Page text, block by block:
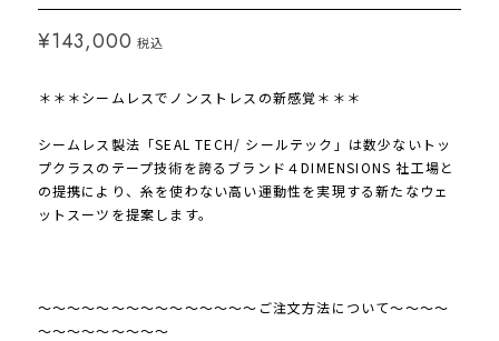
¥143,000 税込
＊＊＊シームレスでノンストレスの新感覚＊＊＊
シームレス製法「SEAL TECH/ シールテック」は数少ないトッ
プクラスのテープ技術を誇るブランド４DIMENSIONS 社工場と
の提携により、糸を使わない高い運動性を実現する新たなウェ
ットスーツを提案します。
～～～～～～～～～～～～～～～ご注文方法について～～～～
～～～～～～～～～